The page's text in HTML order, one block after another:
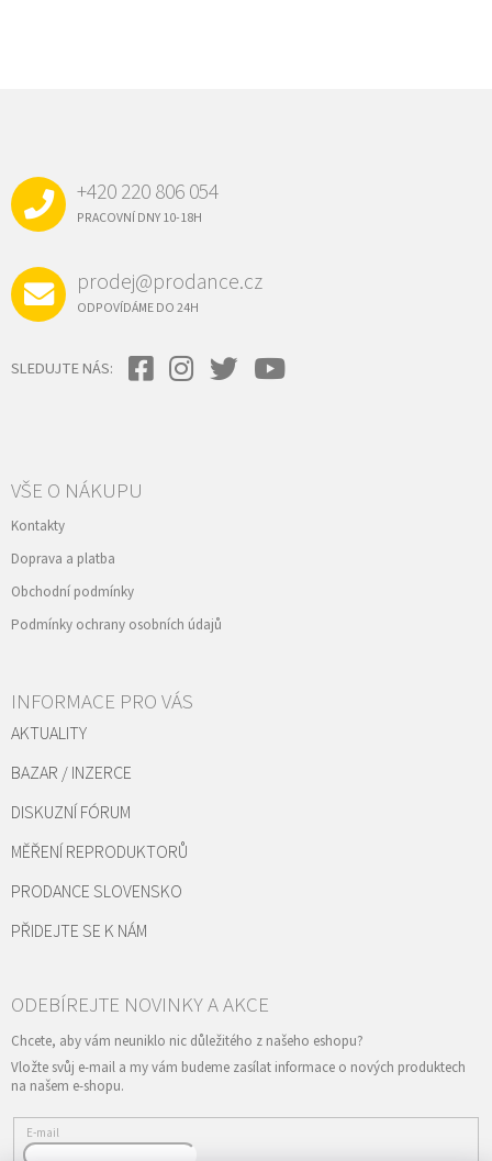
+420 220 806 054
PRACOVNÍ DNY 10-18H
prodej@prodance.cz
ODPOVÍDÁME DO 24H
SLEDUJTE NÁS:
VŠE O NÁKUPU
Kontakty
Doprava a platba
Obchodní podmínky
Podmínky ochrany osobních údajů
INFORMACE PRO VÁS
AKTUALITY
BAZAR / INZERCE
DISKUZNÍ FÓRUM
MĚŘENÍ REPRODUKTORŮ
PRODANCE SLOVENSKO
PŘIDEJTE SE K NÁM
Vložte svůj e-mail a my vám budeme zasílat informace o nových produktech
na našem e-shopu.
E-mail